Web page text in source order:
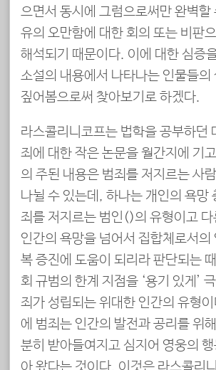
으면서 동시에 그럼으로써만 완벽할
유의 오만함에 대한 회의 또는 비판
해석되기 때문이다. 이에 대한 심증
소설의 내용에서 나타나는 인물들의
짚어봄으로써 찾아보기로 하겠다.
라스콜리니코프는 법학을 공부하던
죄에 대한 작은 논문을 월간지에 기
의 주된 내용은 범죄를 저지르는 사
나뉠 수 있는데, 하나는 개인의 욕망
죄를 저지르는 범인(凡人)의 유형이고
인간의 욕망을 넘어서 집합체로서의
복 증진에 도움이 되리라 판단되는
회 규범의 한계 지점을 ‘용기 있게’
죄가 성립되는 위대한 인간의 유형
에 범죄는 인간의 발전과 공리를 위
분히 받아들여지고 심지어 영웅의
아 왔다는 것이다. 이것은 라스콜리